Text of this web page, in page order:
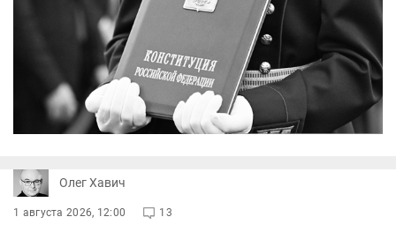
Олег Хавич
1 августа 2026, 12:00 13